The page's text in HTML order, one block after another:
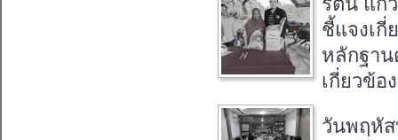
ชี้แจงเกี่
หลักฐาน
เกี่ยวข้อ
วันพฤหัส